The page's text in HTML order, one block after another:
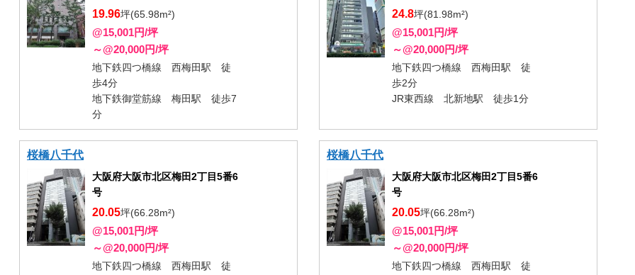
19.96坪(65.98m²)
@15,001円/坪
～@20,000円/坪
地下鉄四つ橋線 西梅田駅 徒
歩4分
地下鉄御堂筋線 梅田駅 徒歩7
分
24.8坪(81.98m²)
@15,001円/坪
～@20,000円/坪
地下鉄四つ橋線 西梅田駅 徒
歩2分
JR東西線 北新地駅 徒歩1分
桜橋八千代
大阪府大阪市北区梅田2丁目5番6
号
20.05坪(66.28m²)
@15,001円/坪
～@20,000円/坪
地下鉄四つ橋線 西梅田駅 徒
桜橋八千代
大阪府大阪市北区梅田2丁目5番6
号
20.05坪(66.28m²)
@15,001円/坪
～@20,000円/坪
地下鉄四つ橋線 西梅田駅 徒